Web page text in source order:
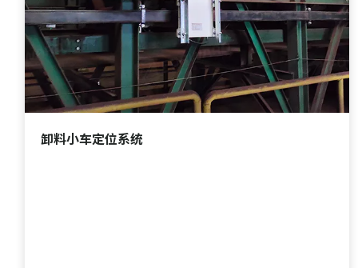
卸料小车定位系统